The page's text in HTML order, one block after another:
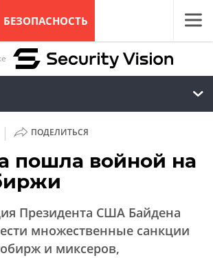
БЕЗОПАСНОСТЬ
| ПОДЕЛИТЬСЯ
пошла войной на
Президента США Байдена
множественные санкции
и миксеров,